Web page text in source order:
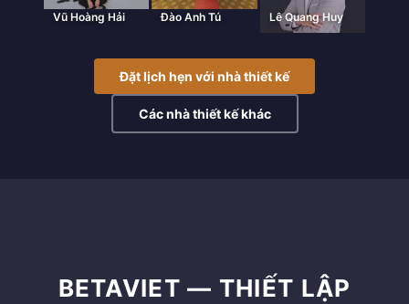
Vũ Hoàng Hải Đào Anh Tú Lê Quang Huy
Đặt lịch hẹn với nhà thiết kế
Các nhà thiết kế khác
BETAVIET — THIẾT LẬP